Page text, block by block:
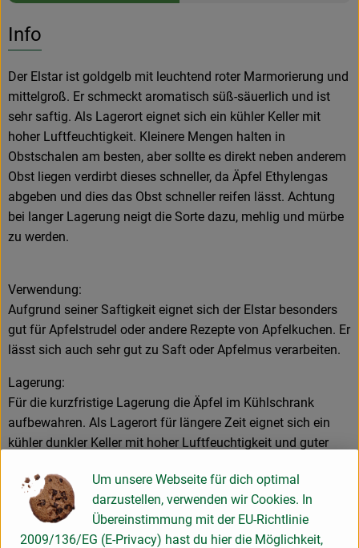
Info
Der Elstar ist goldgelb mit leuchtend roter Marmorierung und
mittelgroß. Er schmeckt aromatisch süß-säuerlich und ist
sehr saftig. Als Lagerort eignet sich ein kühler Keller mit
hoher Luftfeuchtigkeit. Kleinere Mengen halten in
Obstschalen am besten, aber sollte es direkt neben anderem
Obst liegen verdirbt dieses schneller, da Äpfel Ethylengas
abgeben und dies das Obst schneller reifen lässt. Achtung
bei langer Lagerung neigt die Sorte dazu, mehlig und mürbe
zu werden.
Verwendung:
Aufgrund seiner Saftigkeit eignet sich der Elstar besonders
gut für Apfelstrudel oder andere Rezepte von Apfelkuchen. Er
lässt sich auch sehr gut zu Saft oder Apfelmus verarbeiten.
Lagerung:
Für die kurzfristige Lagerung die Äpfel im Kühlschrank
aufbewahren. Als Lagerort für längere Zeit eignet sich ein
kühler dunkler Keller mit hoher Luftfeuchtigkeit und guter
verströmen Ethylen, das anderes Obst schneller reifen lässt.
Äpfel mit Druckstellen nicht lagern, sondern zeitnah
verzehren.
Um unsere Webseite für dich optimal
darzustellen, verwenden wir Cookies. In
Übereinstimmung mit der EU-Richtlinie
2009/136/EG (E-Privacy) hast du hier die Möglichkeit,